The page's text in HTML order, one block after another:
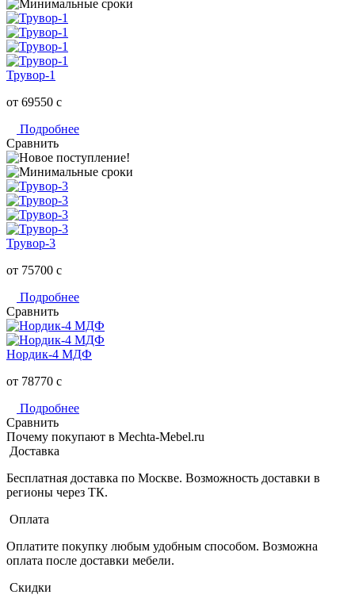
Трувор-1
от 69550 c
Подробнее
Сравнить
Трувор-3
от 75700 c
Подробнее
Сравнить
Нордик-4 МДФ
от 78770 c
Подробнее
Сравнить
Почему покупают в Mechta-Mebel.ru
Доставка
Бесплатная доставка по Москве. Возможность доставки в
регионы через ТК.
Оплата
Оплатите покупку любым удобным способом. Возможна
оплата после доставки мебели.
Скидки